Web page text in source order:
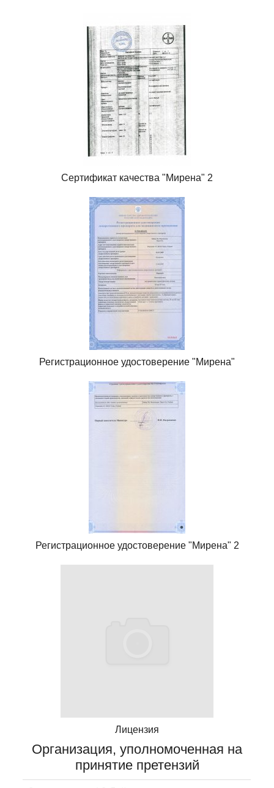
Сертификат качества "Мирена" 2
Регистрационное удостоверение "Мирена"
Регистрационное удостоверение "Мирена" 2
Лицензия
Организация, уполномоченная на
принятие претензий